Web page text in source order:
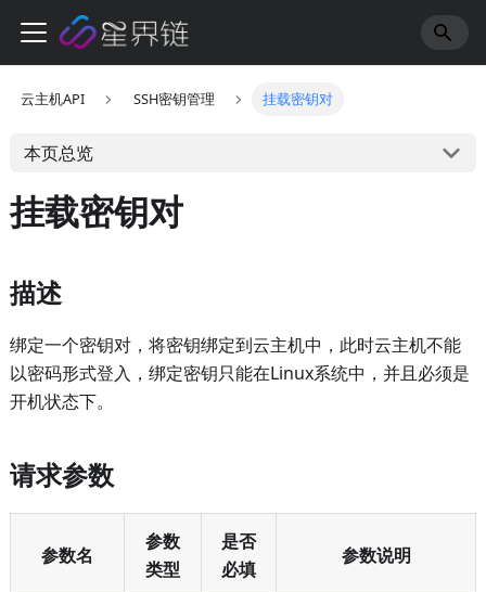
云主机API SSH密钥管理 挂载密钥对
本页总览
挂载密钥对
描述
绑定一个密钥对，将密钥绑定到云主机中，此时云主机不能
以密码形式登入，绑定密钥只能在Linux系统中，并且必须是
开机状态下。
请求参数
参数名
参数
类型
是否
必填
参数说明